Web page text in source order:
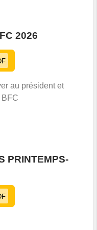
2026
au président et
PRINTEMPS-